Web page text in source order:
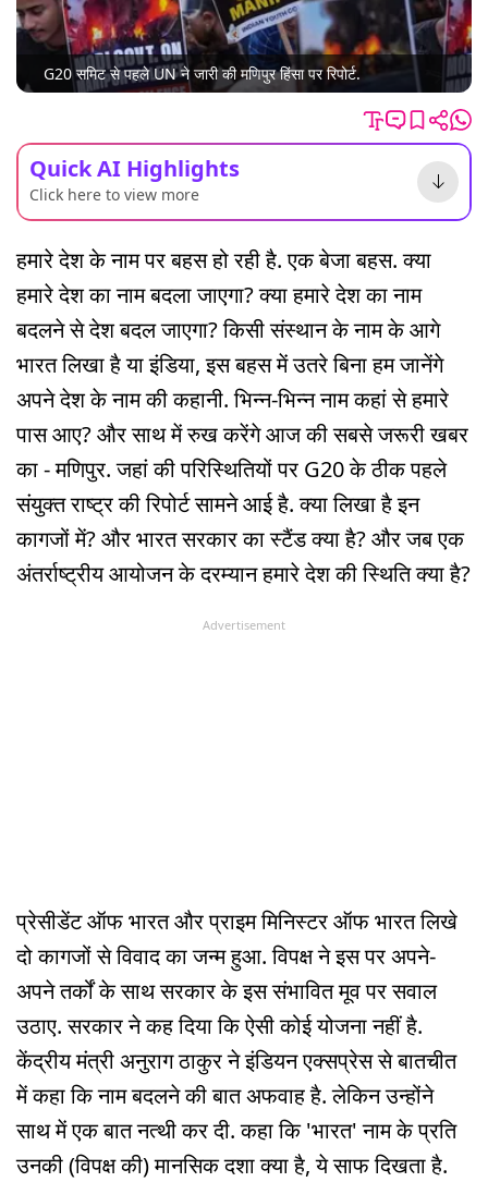
G20 समिट से पहले UN ने जारी की मणिपुर हिंसा पर रिपोर्ट.
Quick AI Highlights
Click here to view more
हमारे देश के नाम पर बहस हो रही है. एक बेजा बहस. क्या
हमारे देश का नाम बदला जाएगा? क्या हमारे देश का नाम
बदलने से देश बदल जाएगा? किसी संस्थान के नाम के आगे
भारत लिखा है या इंडिया, इस बहस में उतरे बिना हम जानेंगे
अपने देश के नाम की कहानी. भिन्न-भिन्न नाम कहां से हमारे
पास आए? और साथ में रुख करेंगे आज की सबसे जरूरी खबर
का - मणिपुर. जहां की परिस्थितियों पर G20 के ठीक पहले
संयुक्त राष्ट्र की रिपोर्ट सामने आई है. क्या लिखा है इन
कागजों में? और भारत सरकार का स्टैंड क्या है? और जब एक
अंतर्राष्ट्रीय आयोजन के दरम्यान हमारे देश की स्थिति क्या है?
Advertisement
प्रेसीडेंट ऑफ भारत और प्राइम मिनिस्टर ऑफ भारत लिखे
दो कागजों से विवाद का जन्म हुआ. विपक्ष ने इस पर अपने-
अपने तर्कों के साथ सरकार के इस संभावित मूव पर सवाल
उठाए. सरकार ने कह दिया कि ऐसी कोई योजना नहीं है.
केंद्रीय मंत्री अनुराग ठाकुर ने इंडियन एक्सप्रेस से बातचीत
में कहा कि नाम बदलने की बात अफवाह है. लेकिन उन्होंने
साथ में एक बात नत्थी कर दी. कहा कि 'भारत' नाम के प्रति
उनकी (विपक्ष की) मानसिक दशा क्या है, ये साफ दिखता है.